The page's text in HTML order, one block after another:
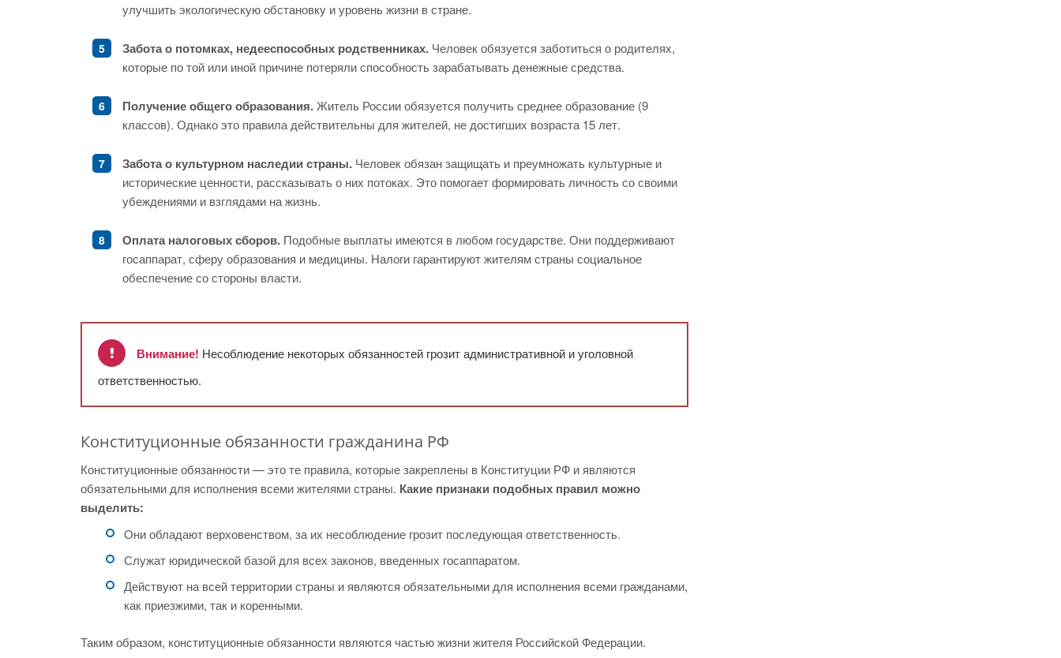
улучшить экологическую обстановку и уровень жизни в стране.
Забота о потомках, недееспособных родственниках. Человек обязуется заботиться о родителях,
которые по той или иной причине потеряли способность зарабатывать денежные средства.
Получение общего образования.Житель России обязуется получить среднее образование (9
классов). Однако это правила действительны для жителей, не достигших возраста 15 лет.
Забота о культурном наследии страны. Человек обязан защищать и преумножать культурные и
исторические ценности, рассказывать о них потоках. Это помогает формировать личность со своими
убеждениями и взглядами на жизнь.
Оплата налоговых сборов. Подобные выплаты имеются в любом государстве. Они поддерживают
госаппарат, сферу образования и медицины. Налоги гарантируют жителям страны социальное
обеспечение со стороны власти.
Внимание! Несоблюдение некоторых обязанностей грозит административной и уголовной
ответственностью.
Конституционные обязанности гражданина РФ
Конституционные обязанности — это те правила, которые закреплены в Конституции РФ и являются
обязательными для исполнения всеми жителями страны. Какие признаки подобных правил можно
выделить:
Они обладают верховенством, за их несоблюдение грозит последующая ответственность.
Служат юридической базой для всех законов, введенных госаппаратом.
Действуют на всей территории страны и являются обязательными для исполнения всеми гражданами,
как приезжими, так и коренными.
Таким образом, конституционные обязанности являются частью жизни жителя Российской Федерации.